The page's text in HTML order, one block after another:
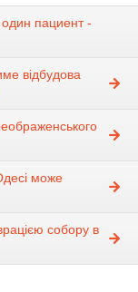
пациент -
відбудова
може
собору в